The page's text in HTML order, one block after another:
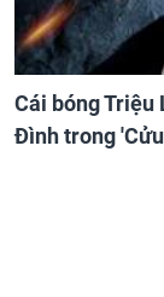
Cái bóng Triệu
Đình trong